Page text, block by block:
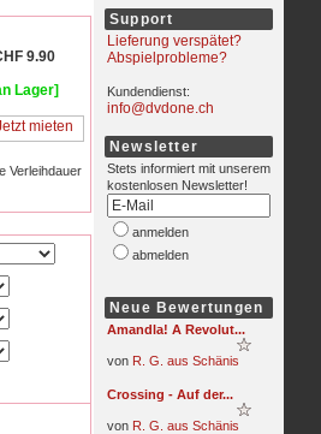
9.90
Lager]
Verleihdauer
Support
Lieferung verspätet?
Abspielprobleme?
Kundendienst:
info@dvdone.ch
Newsletter
Stets informiert mit unserem
kostenlosen Newsletter!
anmelden
abmelden
Neue Bewertungen
Amandla! A Revolut...
von R. G. aus Schänis
Crossing - Auf der...
von R. G. aus Schänis